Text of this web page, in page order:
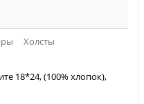
Холсты
18*24, (100% хлопок),